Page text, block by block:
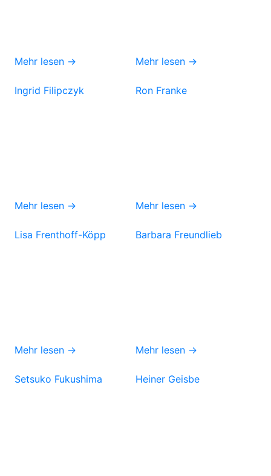
Mehr lesen → Mehr lesen →
Ingrid Filipczyk
Mehr lesen →
Ron Franke
Mehr lesen →
Lisa Frenthoff-Köpp
Mehr lesen →
Barbara Freundlieb
Mehr lesen →
Setsuko Fukushima Heiner Geisbe